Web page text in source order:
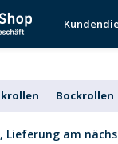
Bockrollen
, Lieferung am